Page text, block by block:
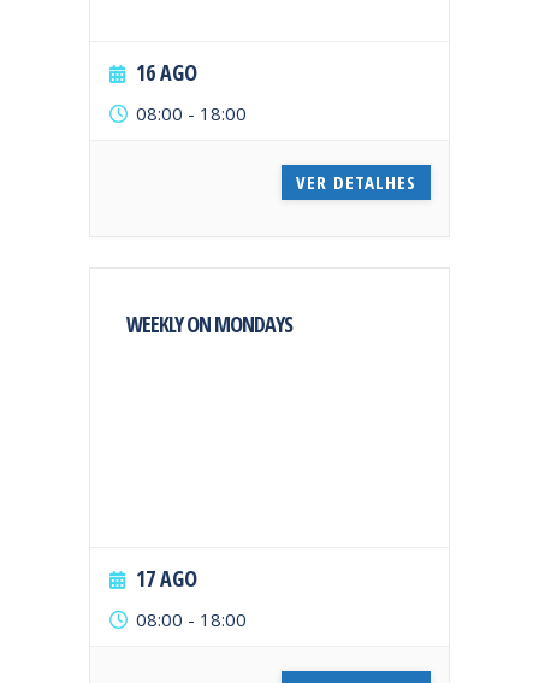
16 AGO
08:00 - 18:00
VER DETALHES
WEEKLY ON MONDAYS
17 AGO
08:00 - 18:00